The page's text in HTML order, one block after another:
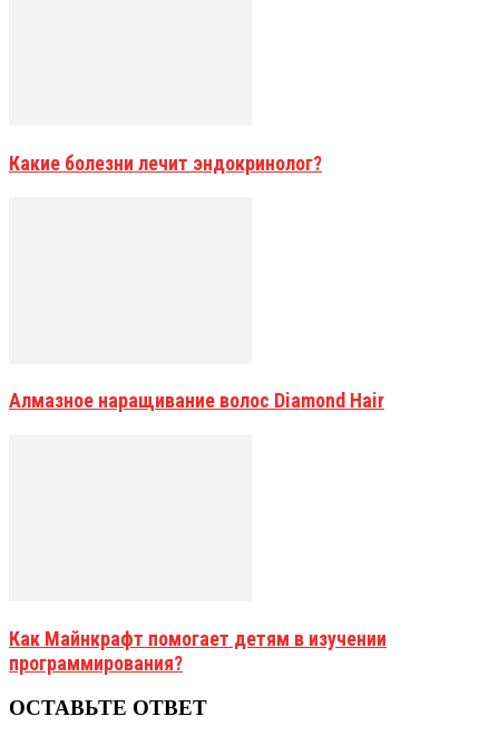
Какие болезни лечит эндокринолог?
Алмазное наращивание волос Diamond Hair
Как Майнкрафт помогает детям в изучении
программирования?
ОСТАВЬТЕ ОТВЕТ